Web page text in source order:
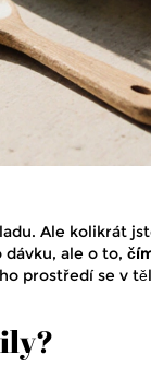
Ale kolikrát
ale o to,
prostředí se v